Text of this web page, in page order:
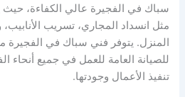
سباك في الفجيرة عالي الكفاءة، حيث
مثل انسداد المجاري، تسريب
المنزل. يتوفر فني سباك في الفجيرة
للصيانة العامة للعمل في جميع أنحاء
تنفيذ الأعمال وجودتها.